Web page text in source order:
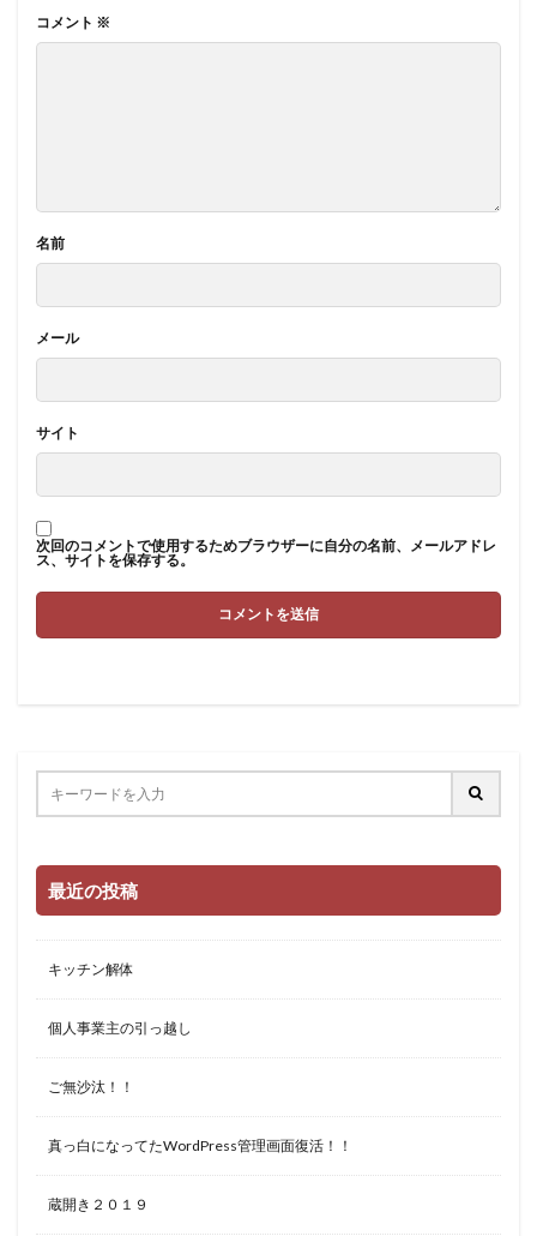
コメント ※
名前
メール
サイト
次回のコメントで使用するためブラウザーに自分の名前、メールアドレ
ス、サイトを保存する。
最近の投稿
キッチン解体
個人事業主の引っ越し
ご無沙汰！！
真っ白になってたWordPress管理画面復活！！
蔵開き２０１９